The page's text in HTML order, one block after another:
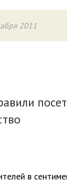
2011
в